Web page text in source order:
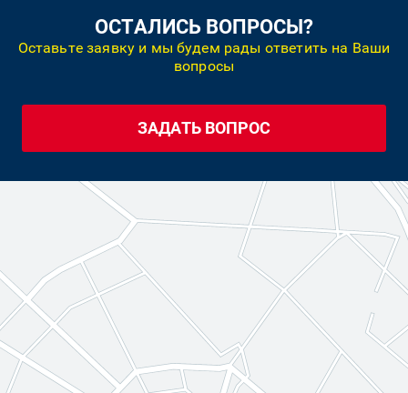
ОСТАЛИСЬ ВОПРОСЫ?
Оставьте заявку и мы будем рады ответить на Ваши
вопросы
ЗАДАТЬ ВОПРОС